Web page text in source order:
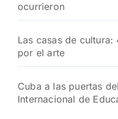
ocurrieron
Las casas de
por el arte
Cuba a las puertas
Internacional de